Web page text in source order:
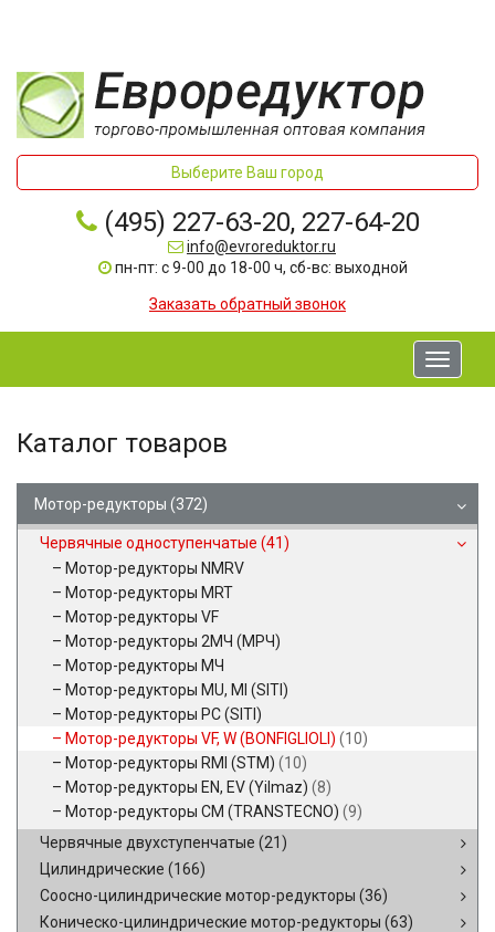
Выберите Ваш город
(495) 227-63-20, 227-64-20
info@evroreduktor.ru
пн-пт: с 9-00 до 18-00 ч, сб-вс: выходной
Заказать обратный звонок
Toggle
Каталог товаров
Мотор-редукторы (372)
Червячные одноступенчатые (41)
Мотор-редукторы NMRV
Мотор-редукторы MRT
Мотор-редукторы VF
Мотор-редукторы 2МЧ (МРЧ)
Мотор-редукторы МЧ
Мотор-редукторы MU, MI (SITI)
Мотор-редукторы PC (SITI)
Мотор-редукторы VF, W (BONFIGLIOLI) (10)
Мотор-редукторы RMI (STM) (10)
Мотор-редукторы EN, EV (Yilmaz) (8)
Мотор-редукторы CM (TRANSTECNO) (9)
Червячные двухступенчатые (21)
Цилиндрические (166)
Соосно-цилиндрические мотор-редукторы (36)
Коническо-цилиндрические мотор-редукторы (63)